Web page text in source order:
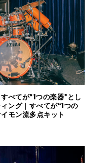
べてが“1つの楽器”とし
ング｜すべてが“1つの
モン流多点キット